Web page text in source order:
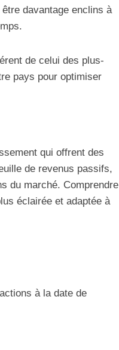
davantage enclins à
de celui des plus-
pays pour optimiser
qui offrent des
de revenus passifs,
du marché. Comprendre
éclairée et adaptée à
à la date de